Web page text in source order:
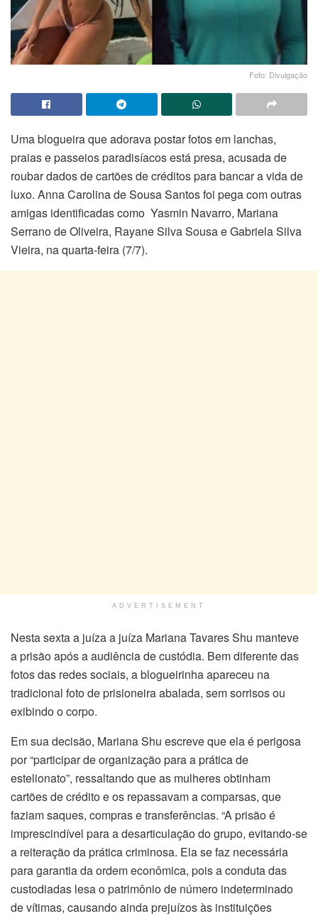
Foto: Divulgação
Uma blogueira que adorava postar fotos em lanchas,
praias e passeios paradisíacos está presa, acusada de
roubar dados de cartões de créditos para bancar a vida de
luxo. Anna Carolina de Sousa Santos foi pega com outras
amigas identificadas como Yasmin Navarro, Mariana
Serrano de Oliveira, Rayane Silva Sousa e Gabriela Silva
Vieira, na quarta-feira (7/7).
ADVERTISEMENT
Nesta sexta a juíza a juíza Mariana Tavares Shu manteve
a prisão após a audiência de custódia. Bem diferente das
fotos das redes sociais, a blogueirinha apareceu na
tradicional foto de prisioneira abalada, sem sorrisos ou
exibindo o corpo.
Em sua decisão, Mariana Shu escreve que ela é perigosa
por “participar de organização para a prática de
estelionato”, ressaltando que as mulheres obtinham
cartões de crédito e os repassavam a comparsas, que
faziam saques, compras e transferências. “A prisão é
imprescindível para a desarticulação do grupo, evitando-se
a reiteração da prática criminosa. Ela se faz necessária
para garantia da ordem econômica, pois a conduta das
custodiadas lesa o patrimônio de número indeterminado
de vítimas, causando ainda prejuízos às instituições